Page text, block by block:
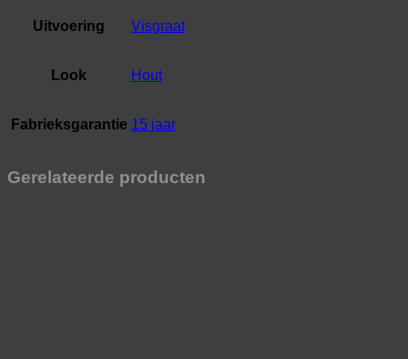
Uitvoering Visgraat
Look Hout
Fabrieksgarantie 15 jaar
Gerelateerde producten